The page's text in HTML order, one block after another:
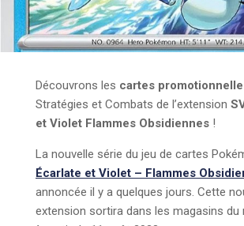
Découvrons les cartes
Stratégies et Combats de l’extension
et Violet Flammes Obsidiennes !
La nouvelle série du jeu de cartes
Écarlate et Violet – Flammes
annoncée il y a quelques jours. Cette
extension sortira dans les magasins du